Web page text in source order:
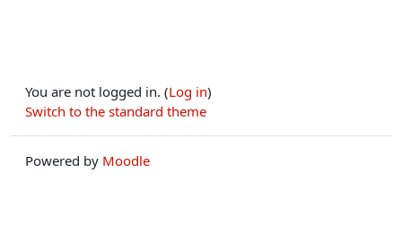
You are not logged in. (Log in)
Switch to the standard theme
Powered by Moodle